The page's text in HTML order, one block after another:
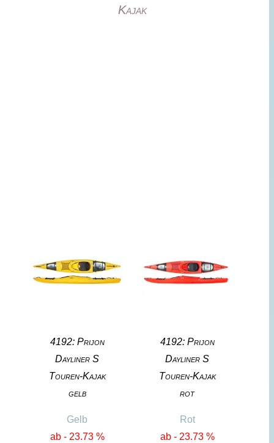
Kajak
4192: Prijon
Dayliner S
Touren-Kajak
gelb
Gelb
ab - 23.73 %
4192: Prijon
Dayliner S
Touren-Kajak
rot
Rot
ab - 23.73 %